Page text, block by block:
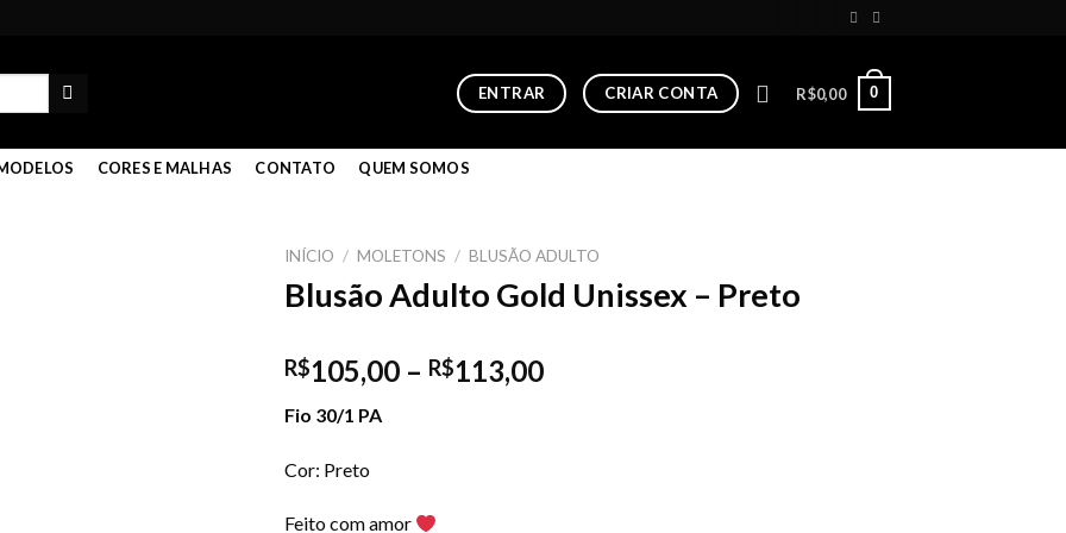
ENTRAR CRIAR CONTA R$0,00 0
CORES E MALHAS CONTATO QUEM SOMOS
INÍCIO / MOLETONS / BLUSÃO ADULTO
Blusão Adulto Gold Unissex – Preto
R$105,00 – R$113,00
Fio 30/1 PA
Cor: Preto
Feito com amor